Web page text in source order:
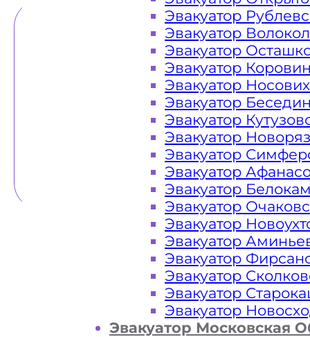
Эвакуатор
Эвакуатор
Эвакуатор
Эвакуатор
Эвакуатор
Эвакуатор
Эвакуатор
Эвакуатор
Эвакуатор
Эвакуатор
Эвакуатор
Эвакуатор
Эвакуатор
Эвакуатор
Эвакуатор
Эвакуатор
Эвакуатор
Эвакуатор
Эвакуатор Московская